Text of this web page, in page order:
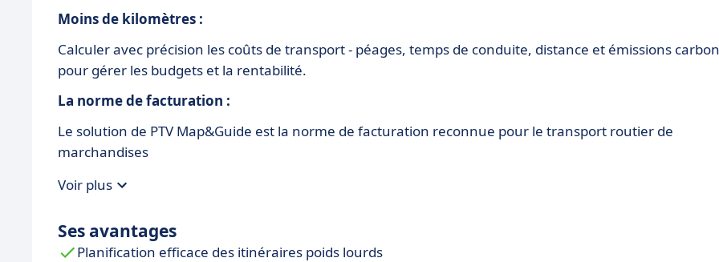
Moins de kilomètres :
Calculer avec précision les coûts de transport - péages, temps de conduite, distance et émissions
pour gérer les budgets et la rentabilité.
La norme de facturation :
Le solution de PTV Map&Guide est la norme de facturation reconnue pour le transport routier de
marchandises
Voir plus
Ses avantages
Planification efficace des itinéraires poids lourds